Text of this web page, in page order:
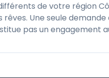
de votre région
Une seule
pas un engagement